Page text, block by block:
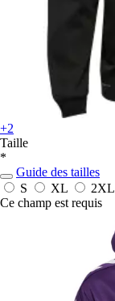
+2
Taille
*
Guide des tailles
S
XL 2XL
Ce champ est requis